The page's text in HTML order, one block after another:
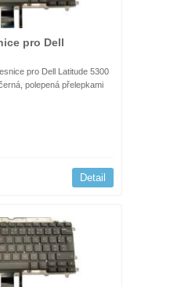
pro Dell
pro Dell Latitude 5300
polepená přelepkami
Detail